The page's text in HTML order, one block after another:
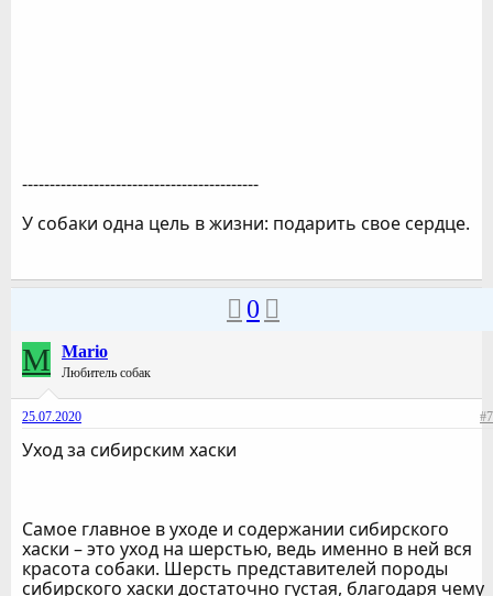
-------------------------------------------
У собаки одна цель в жизни: подарить свое сердце.
0
M Mario
Любитель собак
25.07.2020 #7
Уход за сибирским хаски
Самое главное в уходе и содержании сибирского
хаски – это уход на шерстью, ведь именно в ней вся
красота собаки. Шерсть представителей породы
сибирского хаски достаточно густая, благодаря чему